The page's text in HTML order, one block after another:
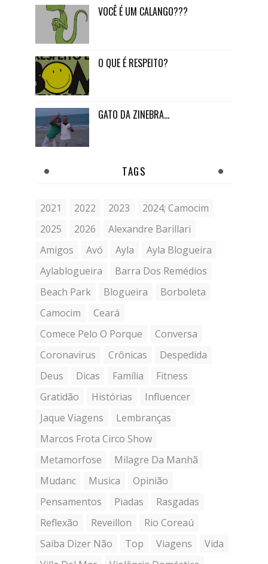
VOCÊ É UM CALANGO???
O QUE É RESPEITO?
GATO DA ZINEBRA...
TAGS
2021 2022 2023
2024; Camocim
2025
2026
Alexandre Barillari
Amigos
Avó Ayla
Ayla Blogueira
Aylablogueira
Barra Dos Remédios
Beach Park
Blogueira
Borboleta
Camocim
Ceará
Comece Pelo O Porque
Conversa
Coronavirus
Crônicas
Despedida
Deus
Dicas Família
Fitness
Gratidão
Histórias
Influencer
Jaque Viagens
Lembranças
Marcos Frota Circo Show
Metamorfose
Milagre Da Manhã
Mudanc
Musica
Opinião
Pensamentos
Piadas
Rasgadas
Reflexão
Reveillon
Rio Coreaú
Saiba Dizer Não
Top Viagens
Vida